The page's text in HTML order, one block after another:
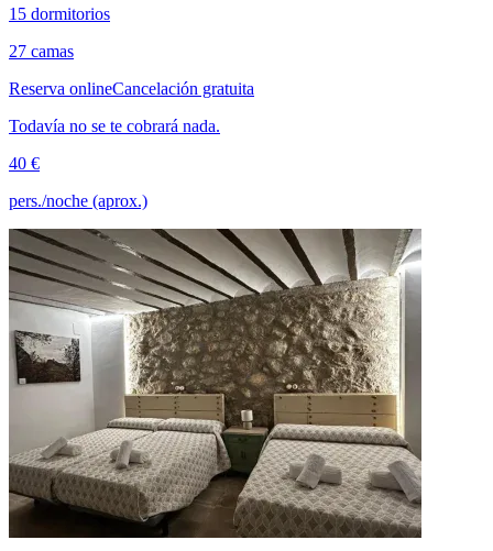
15 dormitorios
27 camas
Reserva onlineCancelación gratuita
Todavía no se te cobrará nada.
40 €
pers./noche (aprox.)